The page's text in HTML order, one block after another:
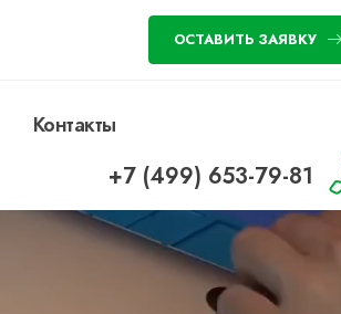
ОСТАВИТЬ ЗАЯВКУ
Контакты
+7 (499) 653-79-81